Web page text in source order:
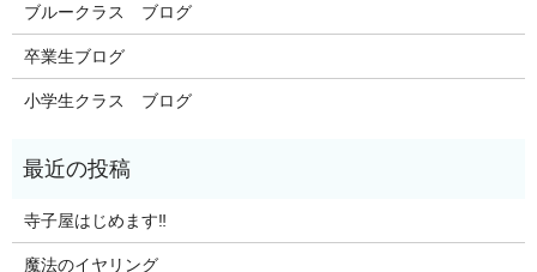
ブルークラス ブログ
卒業生ブログ
小学生クラス ブログ
寺子屋はじめます‼️
魔法のイヤリング